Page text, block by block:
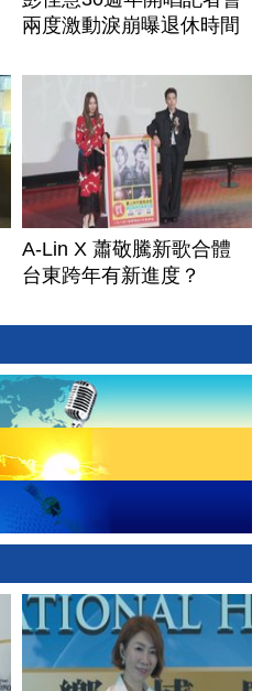
兩度激動淚崩曝退休時間
A-Lin X 蕭敬騰新歌合體
台東跨年有新進度？